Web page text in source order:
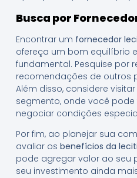
Busca por
Encontrar um fornecedor
ofereça um bom equilíbrio
fundamental. Pesquise por
recomendações de outros
Além disso, considere
segmento, onde você
negociar condições
Por fim, ao planejar sua
avaliar os benefícios da
pode agregar valor ao seu
seu investimento ainda